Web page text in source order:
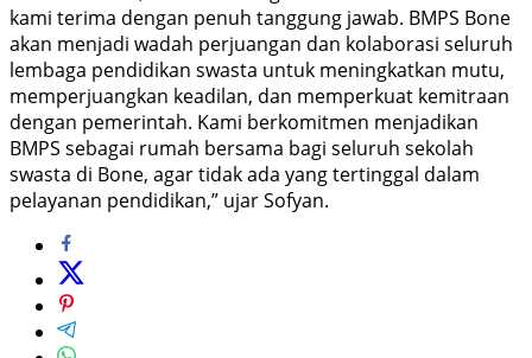
kami terima dengan penuh tanggung jawab. BMPS Bone
akan menjadi wadah perjuangan dan kolaborasi seluruh
lembaga pendidikan swasta untuk meningkatkan mutu,
memperjuangkan keadilan, dan memperkuat kemitraan
dengan pemerintah. Kami berkomitmen menjadikan
BMPS sebagai rumah bersama bagi seluruh sekolah
swasta di Bone, agar tidak ada yang tertinggal dalam
pelayanan pendidikan,” ujar Sofyan.